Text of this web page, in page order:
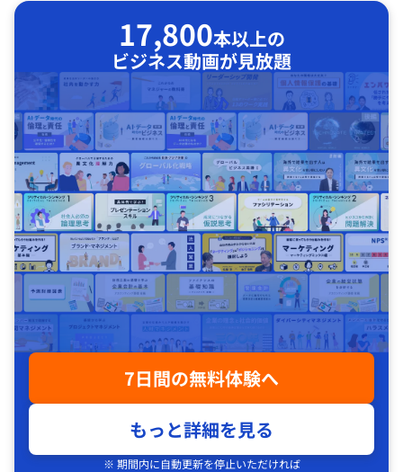
17,800本以上の
ビジネス動画が見放題
7日間の無料体験へ
もっと詳細を見る
※ 期間内に自動更新を停止いただければ